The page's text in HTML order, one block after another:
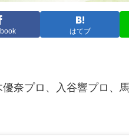
はてブ
奈プロ、入谷響プロ、